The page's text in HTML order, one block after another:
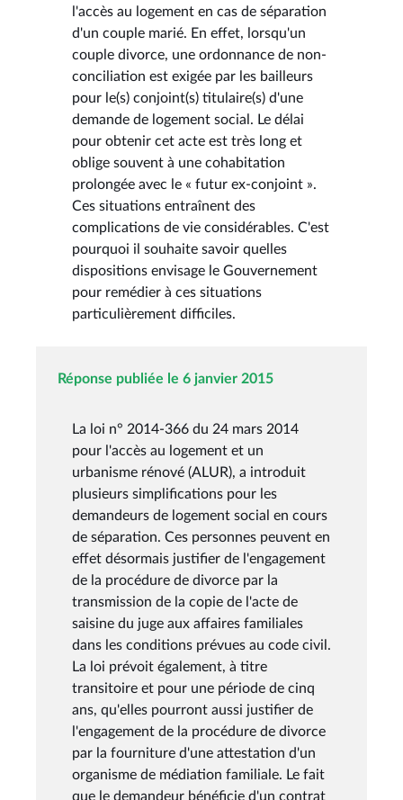
l'accès au logement en cas de séparation
d'un couple marié. En effet, lorsqu'un
couple divorce, une ordonnance de non-
conciliation est exigée par les bailleurs
pour le(s) conjoint(s) titulaire(s) d'une
demande de logement social. Le délai
pour obtenir cet acte est très long et
oblige souvent à une cohabitation
prolongée avec le « futur ex-conjoint ».
Ces situations entraînent des
complications de vie considérables. C'est
pourquoi il souhaite savoir quelles
dispositions envisage le Gouvernement
pour remédier à ces situations
particulièrement difficiles.
Réponse publiée le 6 janvier 2015
La loi n° 2014-366 du 24 mars 2014
pour l'accès au logement et un
urbanisme rénové (ALUR), a introduit
plusieurs simplifications pour les
demandeurs de logement social en cours
de séparation. Ces personnes peuvent en
effet désormais justifier de l'engagement
de la procédure de divorce par la
transmission de la copie de l'acte de
saisine du juge aux affaires familiales
dans les conditions prévues au code civil.
La loi prévoit également, à titre
transitoire et pour une période de cinq
ans, qu'elles pourront aussi justifier de
l'engagement de la procédure de divorce
par la fourniture d'une attestation d'un
organisme de médiation familiale. Le fait
que le demandeur bénéficie d'un contrat